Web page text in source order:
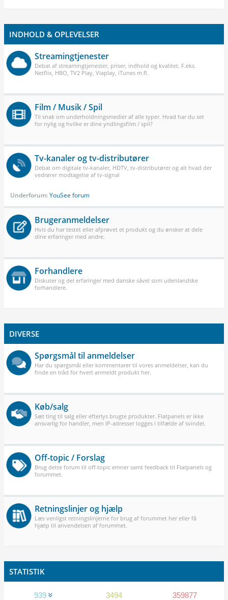
INDHOLD & OPLEVELSER
Streamingtjenester
Debat af streamingtjenester, priser, indhold og kvalitet. F.eks.
Netflix, HBO, TV2 Play, Viaplay, iTunes m.fl.
Film / Musik / Spil
Til snak om underholdningsmedier af alle typer. Hvad har du set
for nylig og hvilke er dine yndlingsfilm / spil?
Tv-kanaler og tv-distributører
Debat om digitale tv-kanaler, HDTV, tv-distributører og alt hvad der
vedrører modtagelse af tv-signal
Underforum:YouSee forum
Brugeranmeldelser
Hvis du har testet eller afprøvet et produkt og du ønsker at dele
dine erfaringer med andre.
Forhandlere
Diskuter og del erfaringer med danske såvel som udenlandske
forhandlere.
DIVERSE
Spørgsmål til anmeldelser
Har du spørgsmål eller kommentarer til vores anmeldelser, kan du
finde en tråd for hvert anmeldt produkt her.
Køb/salg
Sæt ting til salg eller efterlys brugte produkter. Flatpanels er ikke
ansvarlig for handler, men IP-adresser logges i tilfælde af svindel.
Off-topic / Forslag
Brug dette forum til off-topic emner samt feedback til Flatpanels og
forummet.
Retningslinjer og hjælp
Læs venligst retningslinjerne for brug af forummet her eller få
hjælp til anvendelsen af forummet.
STATISTIK
939 3494 359877